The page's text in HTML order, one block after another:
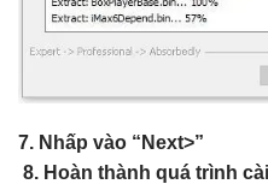
7. Nhấp
8. Hoàn thành quá trình